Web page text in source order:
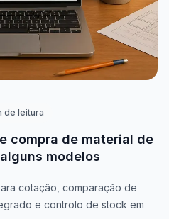
de leitura
compra de material de
modelos
cotação, comparação de
e controlo de stock em